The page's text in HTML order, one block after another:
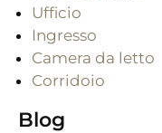
Ufficio
Ingresso
Camera da letto
Corridoio
Blog